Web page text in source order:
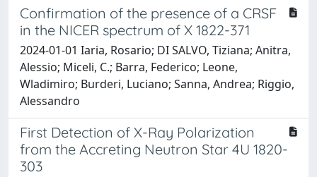
Confirmation of the presence of a CRSF
in the NICER spectrum of X 1822-371
2024-01-01 Iaria, Rosario; DI SALVO, Tiziana; Anitra,
Alessio; Miceli, C.; Barra, Federico; Leone,
Wladimiro; Burderi, Luciano; Sanna, Andrea; Riggio,
Alessandro
First Detection of X-Ray Polarization
from the Accreting Neutron Star 4U 1820-
303